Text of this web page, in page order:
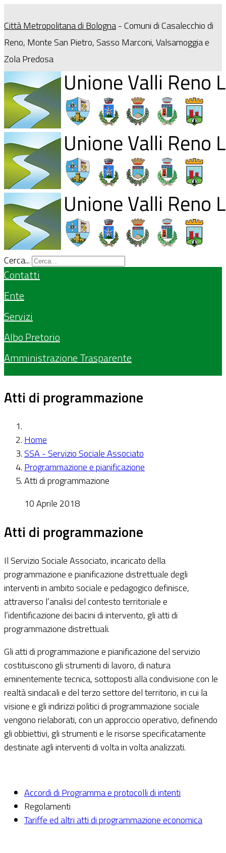
Città Metropolitana di Bologna- Comuni di Casalecchio di
Reno, Monte San Pietro, Sasso Marconi, Valsamoggia e
Zola Predosa
Cerca...
Contatti
Ente
Servizi
Albo Pretorio
Amministrazione Trasparente
Atti di programmazione
Home
SSA - Servizio Sociale Associato
Programmazione e pianificazione
Atti di programmazione
10 Aprile 2018
Atti di programmazione
Il Servizio Sociale Associato, incaricato della
programmazione e pianificazione distrettuale degli
interventi in ambito sociale e pedagogico definisce,
attraverso l’analisi del contesto territoriale e
l’identificazione dei bacini di intervento, gli atti di
programmazione distrettuali.
Gli atti di programmazione e pianificazione del servizio
costituiscono gli strumenti di lavoro, di natura
eminentemente tecnica, sottoposti alla condivisione con le
realtà sindacali e del terzo settore del territorio, in cui la
visione e gli indirizzi politici di programmazione sociale
vengono rielaborati, con un approccio operativo, definendo
gli obbiettivi, gli strumenti e le risorse specificatamente
destinate agli interventi di volta in volta analizzati.
Accordi di Programma e protocolli di intenti
Regolamenti
Tariffe ed altri atti di programmazione economica